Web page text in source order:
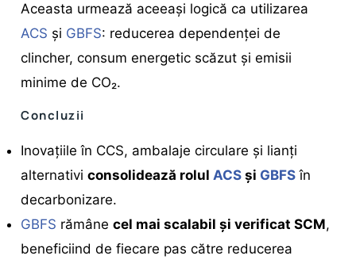
Aceasta urmează aceeași logică ca utilizarea
ACS și GBFS: reducerea dependenței de
clincher, consum energetic scăzut și emisii
minime de CO₂.
Concluzii
Inovațiile în CCS, ambalaje circulare și lianți
alternativiconsolidează rolulACS și GBFS în
decarbonizare.
GBFS rămânecel mai scalabil și verificat SCM,
beneficiind de fiecare pas către reducerea